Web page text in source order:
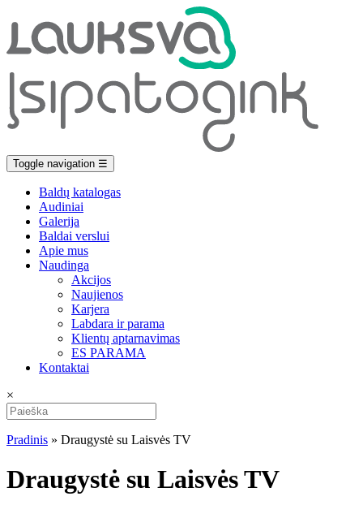
Toggle navigation ☰
Baldų katalogas
Audiniai
Galerija
Baldai verslui
Apie mus
Naudinga
Akcijos
Naujienos
Karjera
Labdara ir parama
Klientų aptarnavimas
ES PARAMA
Kontaktai
×
Pradinis » Draugystė su Laisvės TV
Draugystė su Laisvės TV